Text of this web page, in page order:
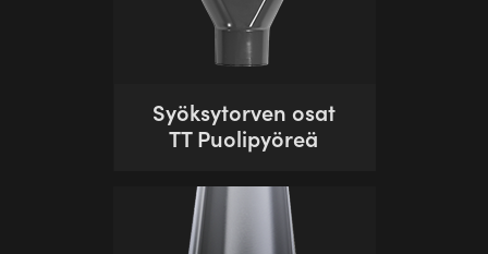
Syöksytorven osat
TT Puolipyöreä